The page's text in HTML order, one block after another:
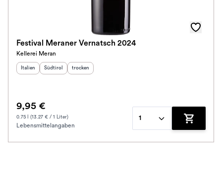
Festival Meraner Vernatsch 2024
Kellerei Meran
Herkunftsland:
Italien Herkunftsregion:
Südtirol Geschmack
trocken
9,95 €
0.75 l (13.27 € / 1 Liter)
Lebensmittelangaben
1
Zum